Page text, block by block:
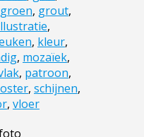
groen, grout,
,
, kleur,
, mozaïek,
, patroon,
, schijnen,
, vloer